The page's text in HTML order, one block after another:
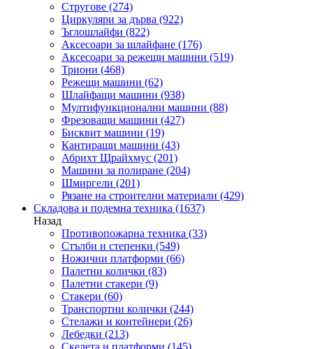
Стругове (274)
Циркуляри за дърва (922)
Ъглошлайфи (822)
Аксесоари за шлайфане (176)
Аксесоари за режещи машини (519)
Триони (468)
Режещи машини (62)
Шлайфащи машини (938)
Мултифункционални машини (88)
Фрезоващи машини (427)
Бисквит машини (19)
Кантиращи машини (43)
Абрихт Щрайхмус (201)
Машини за полиране (204)
Шмиргели (201)
Рязане на строителни материали (429)
Складова и подемна техника (1637)
Назад
Противопожарна техника (33)
Стълби и степенки (549)
Ножични платформи (66)
Палетни колички (83)
Палетни стакери (9)
Стакери (60)
Транспортни колички (244)
Стелажи и контейнери (26)
Лебедки (213)
Скелета и платформи (145)